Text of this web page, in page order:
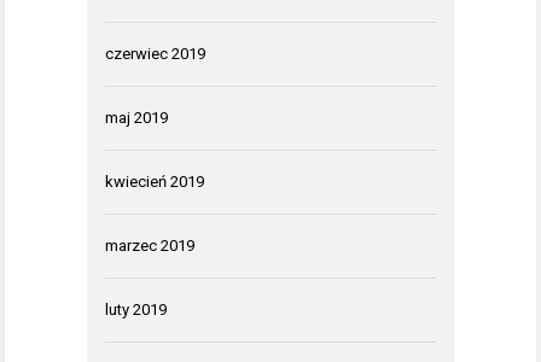
czerwiec 2019
maj 2019
kwiecień 2019
marzec 2019
luty 2019